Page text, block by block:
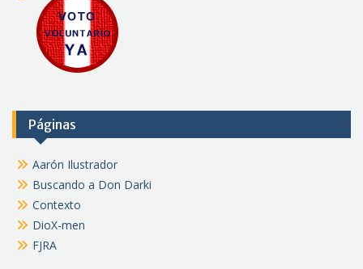
Páginas
Aarón Ilustrador
Buscando a Don Darki
Contexto
DioX-men
FJRA